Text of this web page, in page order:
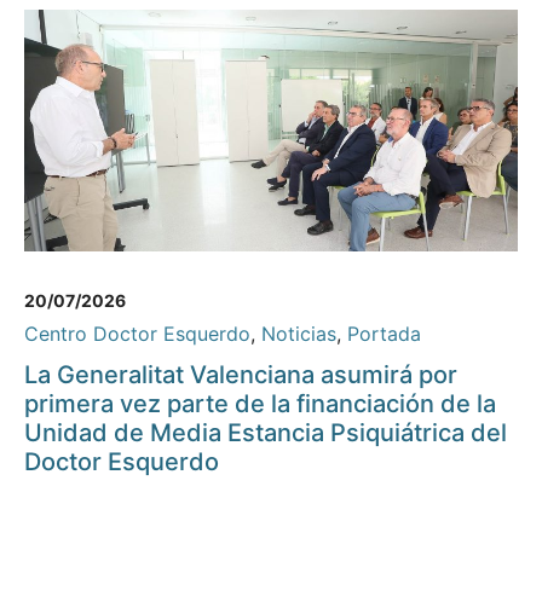
20/07/2026
Centro Doctor Esquerdo, Noticias, Portada
La Generalitat Valenciana asumirá por
primera vez parte de la financiación de la
Unidad de Media Estancia Psiquiátrica del
Doctor Esquerdo